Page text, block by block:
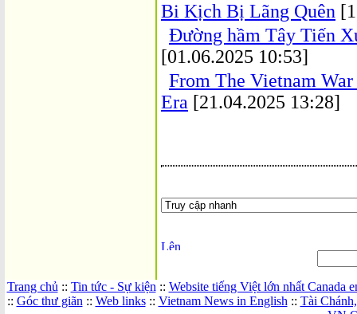
Bi Kịch Bị Lãng Quên
Đường hầm Tây Tiến
[01.06.2025 10:53]
From The Vietnam
Era [21.04.2025 13:28]
Trang chủ :: Tin tức - Sự kiện :: Website tiếng Việt lớn nhất Canada
:: Góc thư giãn :: Web links:: Vietnam News in English :: Tài